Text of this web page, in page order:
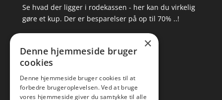
Se hvad der ligger i rodekassen - her kan du virkelig
gøre et kup. Der er besparelser på op til 70% ..!
Tlf: 7876 8672
×
Denne hjemmeside bruger
cookies
Denne hjemmeside bruger cookies til at
forbedre brugeroplevelsen. Ved at bruge
vores hjemmeside giver du samtykke til alle